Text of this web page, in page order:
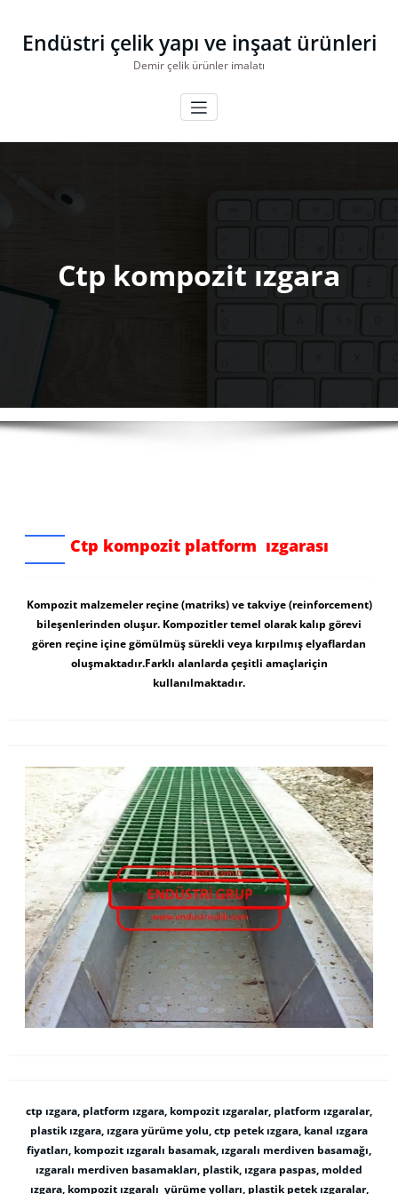
Endüstri çelik yapı ve inşaat ürünleri
Demir çelik ürünler imalatı
Ctp kompozit ızgara
Ctp kompozit platform ızgarası
Kompozit malzemeler reçine (matriks) ve takviye (reinforcement)
bileşenlerinden oluşur. Kompozitler temel olarak kalıp görevi
gören reçine içine gömülmüş sürekli veya kırpılmış elyaflardan
oluşmaktadır.Farklı alanlarda çeşitli amaçlariçin
kullanılmaktadır.
ctp ızgara, platform ızgara, kompozit ızgaralar, platform ızgaralar,
plastik ızgara, ızgara yürüme yolu, ctp petek ızgara, kanal ızgara
fiyatları, kompozit ızgaralı basamak, ızgaralı merdiven basamağı,
ızgaralı merdiven basamakları, plastik, ızgara paspas, molded
ızgara, kompozit ızgaralı yürüme yolları, plastik petek ızgaralar,